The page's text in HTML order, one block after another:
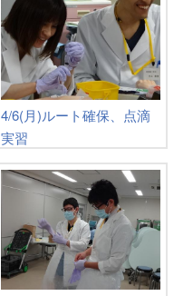
4/6(月)ルート確保、点滴
実習